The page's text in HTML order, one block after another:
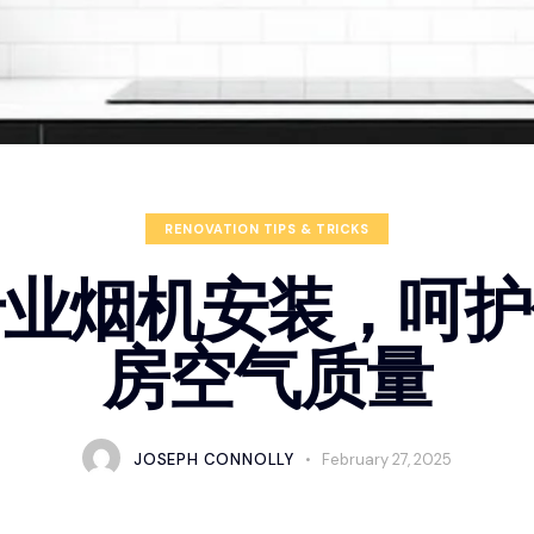
RENOVATION TIPS & TRICKS
烟机安装，呵
房空气质量
JOSEPH CONNOLLY February 27, 2025